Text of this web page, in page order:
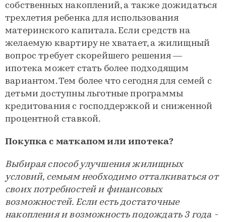
собственных накоплений, а также дожидаться
трехлетия ребенка для использования
материнского капитала. Если средств на
желаемую квартиру не хватает, а жилищный
вопрос требует скорейшего решения —
ипотека может стать более подходящим
вариантом. Тем более что сегодня для семей с
детьми доступны льготные программы
кредитования с господдержкой и сниженной
процентной ставкой.
Покупка с маткапом или ипотека?
Выбирая способ улучшения жилищных
условий, семьям необходимо отталкиваться от
своих потребностей и финансовых
возможностей. Если есть достаточные
накопления и возможность подождать 3 года -